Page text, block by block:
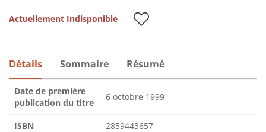
Actuellement Indisponible
Détails Sommaire Résumé
Date de première
publication du titre
6 octobre 1999
ISBN 2859443657